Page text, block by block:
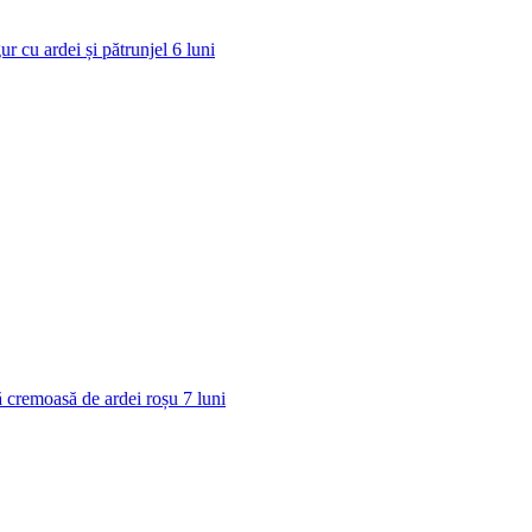
cu ardei și pătrunjel 6 luni
cremoasă de ardei roșu 7 luni